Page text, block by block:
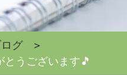
グ
とうございます🎵